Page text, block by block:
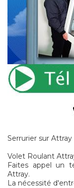
Serrurier sur Attray
Volet Roulant
Faites appel un
Attray.
La nécessité